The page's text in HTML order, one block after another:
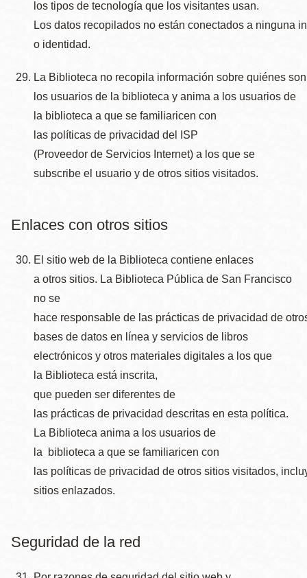
los tipos de tecnología que los visitantes usan.
Los datos recopilados no están conectados a ninguna
o identidad.
La Biblioteca no recopila información sobre quiénes son
los usuarios de la biblioteca y anima a los usuarios de
la biblioteca a que se familiaricen con
las políticas de privacidad del ISP
(Proveedor de Servicios Internet) a los que se
subscribe el usuario y de otros sitios visitados.
Enlaces con otros sitios
El sitio web de la Biblioteca contiene enlaces
a otros sitios. La Biblioteca Pública de San Francisco
no se
hace responsable de las prácticas de privacidad de
bases de datos en línea y servicios de libros
electrónicos y otros materiales digitales a los que
la Biblioteca está inscrita,
que pueden ser diferentes de
las prácticas de privacidad descritas en esta política.
La Biblioteca anima a los usuarios de
la biblioteca a que se familiaricen con
las políticas de privacidad de otros sitios visitados,
sitios enlazados.
Seguridad de la red